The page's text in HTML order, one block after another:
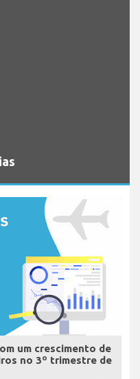
um crescimento de
no 3º trimestre de